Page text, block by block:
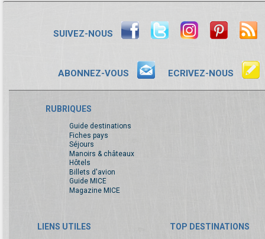
SUIVEZ-NOUS
ABONNEZ-VOUS ECRIVEZ-NOUS
RUBRIQUES
Guide destinations
Fiches pays
Séjours
Manoirs & châteaux
Hôtels
Billets d'avion
Guide MICE
Magazine MICE
LIENS UTILES TOP DESTINATIONS